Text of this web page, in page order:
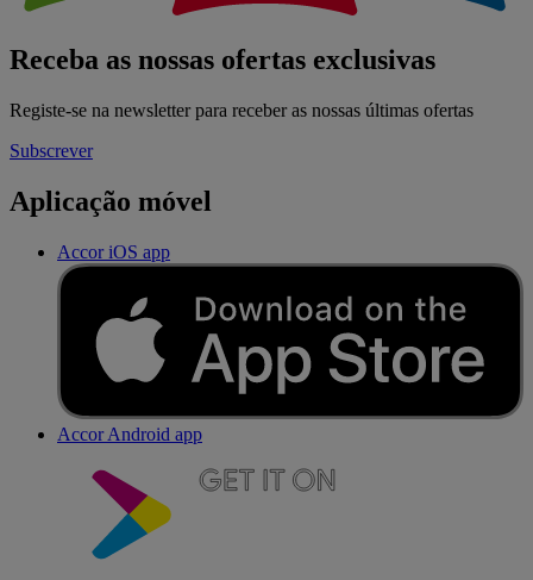
Receba as nossas ofertas exclusivas
Registe-se na newsletter para receber as nossas últimas ofertas
Subscrever
Aplicação móvel
Accor iOS app
Accor Android app